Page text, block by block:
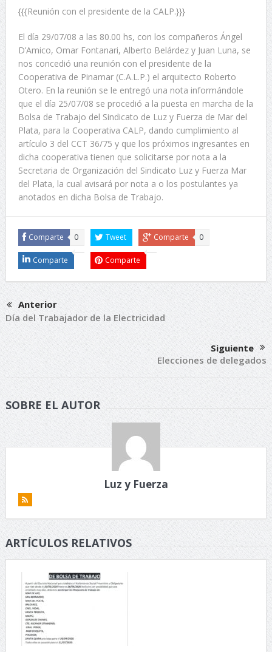
{{{Reunión con el presidente de la CALP.}}}
El día 29/07/08 a las 80.00 hs, con los compañeros Ángel
D’Amico, Omar Fontanari, Alberto Belárdez y Juan Luna, se
nos concedió una reunión con el presidente de la
Cooperativa de Pinamar (C.A.L.P.) el arquitecto Roberto
Otero. En la reunión se le entregó una nota informándole
que el día 25/07/08 se procedió a la puesta en marcha de la
Bolsa de Trabajo del Sindicato de Luz y Fuerza de Mar del
Plata, para la Cooperativa CALP, dando cumplimiento al
artículo 3 del CCT 36/75 y que los próximos ingresantes en
dicha cooperativa tienen que solicitarse por nota a la
Secretaria de Organización del Sindicato Luz y Fuerza Mar
del Plata, la cual avisará por nota a o los postulantes ya
anotados en dicha Bolsa de Trabajo.
Comparte 0 Tweet Comparte 0
Comparte Comparte
Anterior
Día del Trabajador de la Electricidad
Siguiente
Elecciones de delegados
SOBRE EL AUTOR
Luz y Fuerza
ARTÍCULOS RELATIVOS